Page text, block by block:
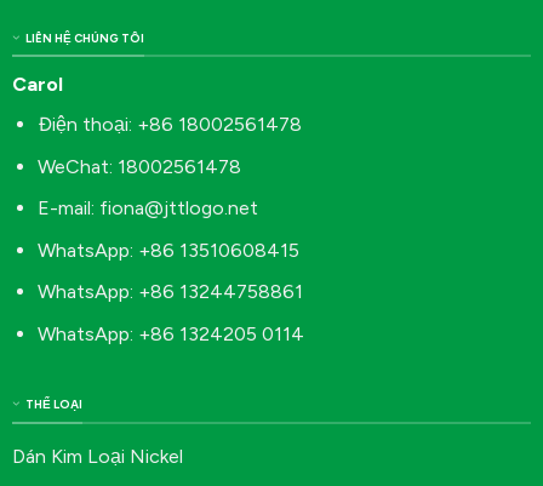
THỂ LOẠI
Dán Kim Loại Nickel
LIÊN HỆ CHÚNG TÔI
Carol
Điện thoại: +86 18002561478
WeChat: 18002561478
E-mail: fiona@jttlogo.net
WhatsApp: +86 13510608415
WhatsApp: +86 13244758861
WhatsApp: +86 1324205 0114